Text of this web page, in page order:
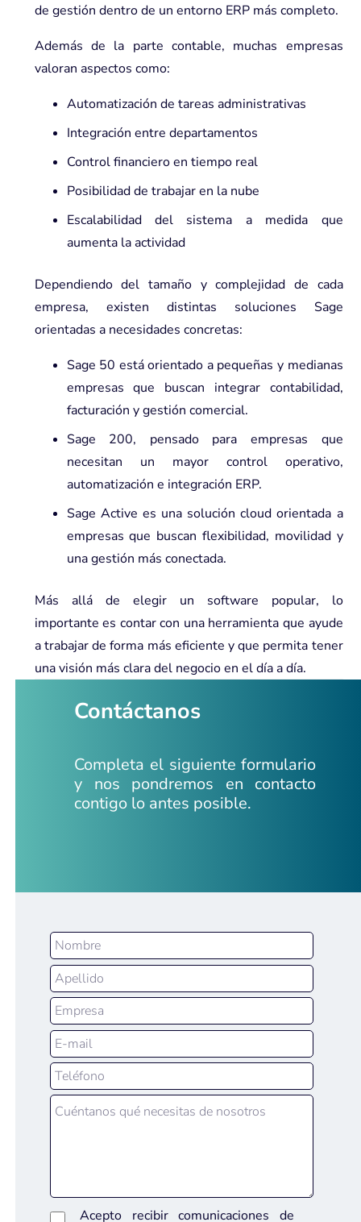
de gestión dentro de un entorno ERP más completo.
Además de la parte contable, muchas empresas
valoran aspectos como:
Automatización de tareas administrativas
Integración entre departamentos
Control financiero en tiempo real
Posibilidad de trabajar en la nube
Escalabilidad del sistema a medida que
aumenta la actividad
Dependiendo del tamaño y complejidad de cada
empresa, existen distintas soluciones Sage
orientadas a necesidades concretas:
Sage 50 está orientado a pequeñas y medianas
empresas que buscan integrar contabilidad,
facturación y gestión comercial.
Sage 200, pensado paraempresas que
necesitan un mayor control operativo,
automatización e integración ERP.
Sage Active es una solución cloud orientada a
empresas que buscan flexibilidad, movilidad y
una gestión más conectada.
Más allá de elegir un software popular, lo
importante es contar con una herramienta que ayude
a trabajar de forma más eficiente y que permita tener
una visión más clara del negocio en el día a día.
Contáctanos
Completa el siguiente formulario
y nos pondremos en contacto
contigo lo antes posible.
Acepto recibir comunicaciones de